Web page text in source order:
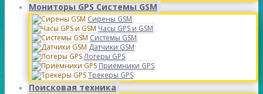
Мониторы GPS Системы GSM
Сирены GSM
Часы GPS и GSM
Системы GSM
Датчики GSM
Логеры GPS
Приёмники GPS
Трекеры GPS
Поисковая техника